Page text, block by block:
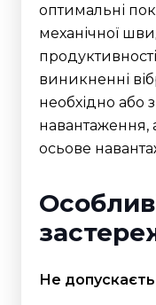
оптимальні
механічної
виникненні
необхідно або
навантаження,
осьове
Не